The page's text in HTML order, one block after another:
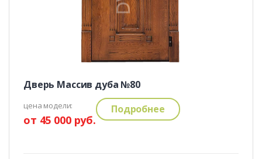
Дверь Массив дуба №80
цена модели:
от 45 000 руб.
Подробнее